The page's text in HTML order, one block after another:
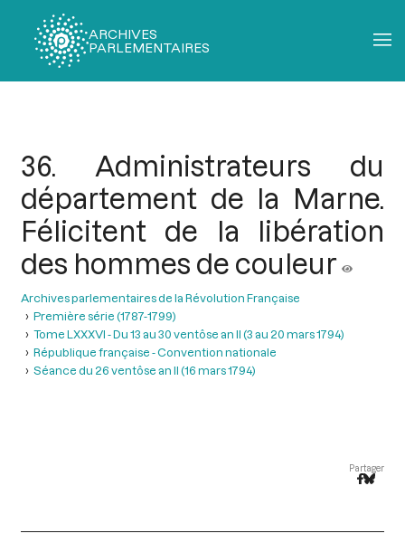
ARCHIVES
PARLEMENTAIRES
36. Administrateurs du
département de la Marne.
Félicitent de la libération
des hommes de couleur
Archives parlementaires de la Révolution Française
Première série (1787-1799)
Tome LXXXVI - Du 13 au 30 ventôse an II (3 au 20 mars 1794)
République française - Convention nationale
Séance du 26 ventôse an II (16 mars 1794)
Partager